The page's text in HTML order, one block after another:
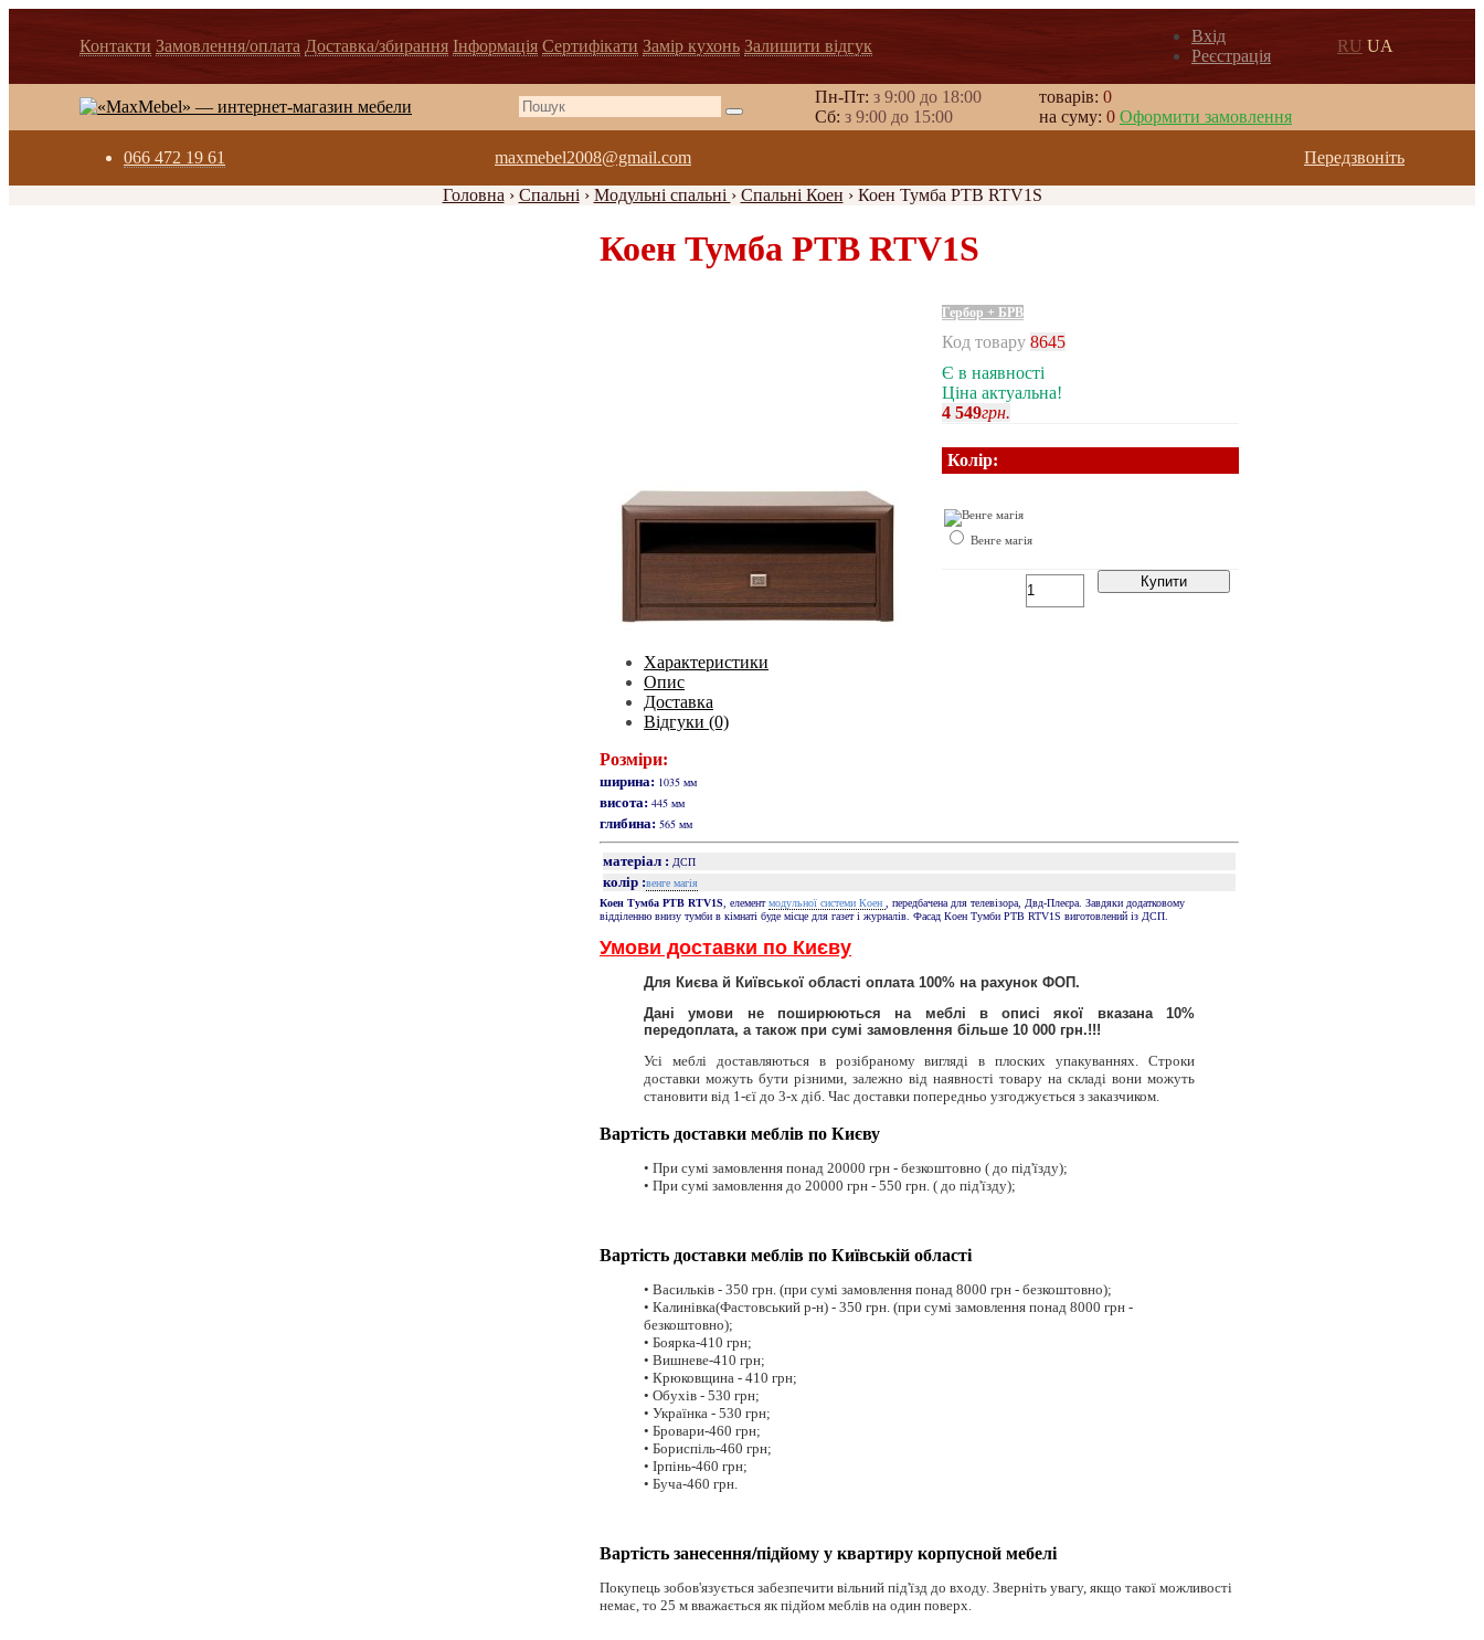
Контакти Замовлення/оплата Доставка/збирання Інформація Сертифікати Замір кухонь Залишити відгук
Вхід
Реєстрація
RU UA
Пн-Пт: з 9:00 до 18:00
Cб: з 9:00 до 15:00
товарів: 0
на суму: 0 Оформити замовлення
066 472 19 61 maxmebel2008@gmail.com
Передзвоніть
Головна › Спальні › Модульні спальні › Спальнi Коен › Коен Тумба РТВ RTV1S
Коен Тумба РТВ RTV1S
Гербор + БРВ
Код товару 8645
Є в наявності
Ціна актуальна!
4 549грн.
Колір:
Венге магія
Купити
Характеристики
Опис
Доставка
Відгуки (0)
Розміри:
ширина: 1035 мм
висота: 445 мм
глибина: 565 мм
матеріал : ДСП
колір :венге магія
Коен Тумба РТВ RTV1S , елементмодульної системи Коен
, передбачена для телевізора, Двд-Плеєра. Завдяки додатковому
відділенню внизу тумби в кімнаті буде місце для газет і журналів. Фасад Коен Тумби РТВ RTV1S виготовлений із ДСП.
Умови доставки по Києву
Для Києва й Київської області оплата 100% на рахунок ФОП.
Дані умови не поширюються на меблі в описі якої вказана 10%
передоплата, а також при сумі замовлення більше 10 000 грн.!!!
Усі меблі доставляються в розібраному вигляді в плоских упакуваннях. Строки
доставки можуть бути різними, залежно від наявності товару на складі вони можуть
становити від 1-єї до 3-х діб. Час доставки попередньо узгоджується з заказчиком.
Вартість доставки меблів по Києву
• При сумі замовлення понад 20000 грн - безкоштовно ( до під'їзду);
• При сумі замовлення до 20000 грн - 550 грн. ( до під'їзду);
Вартість доставки меблів по Київській області
• Васильків - 350 грн. (при сумі замовлення понад 8000 грн - безкоштовно);
• Калинівка(Фастовський р-н) - 350 грн. (при сумі замовлення понад 8000 грн -
безкоштовно);
• Боярка-410 грн;
• Вишневе-410 грн;
• Крюковщина - 410 грн;
• Обухів - 530 грн;
• Українка - 530 грн;
• Бровари-460 грн;
• Бориспіль-460 грн;
• Ірпінь-460 грн;
• Буча-460 грн.
Вартість занесення/підйому у квартиру корпусной мебелі
Покупець зобов'язується забезпечити вільний під'їзд до входу. Зверніть увагу, якщо такої можливості
немає, то 25 м вважається як підйом меблів на один поверх.